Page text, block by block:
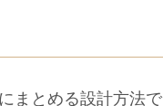
まとめる設計方法で